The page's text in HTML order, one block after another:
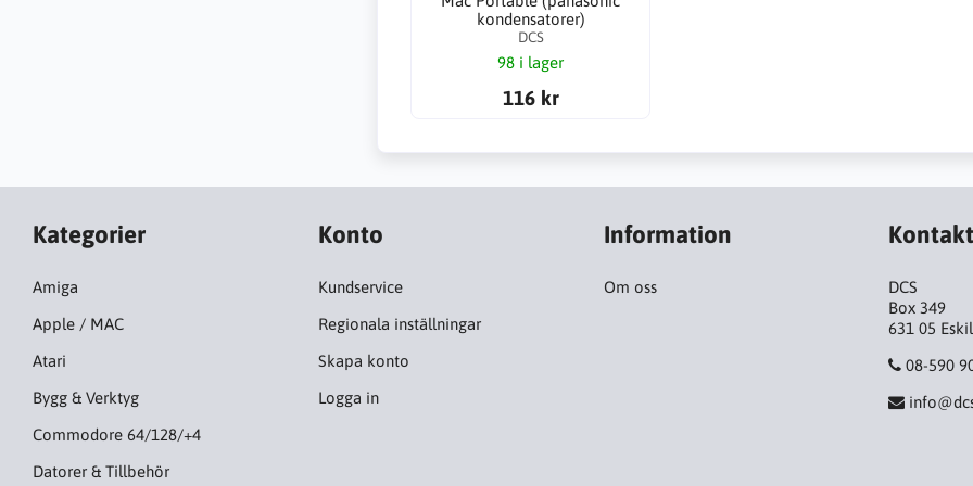
kondensatorer)
DCS
98 i lager
116 kr
Kategorier
Amiga
Apple / MAC
Atari
Bygg & Verktyg
Commodore 64/128/+4
Datorer & Tillbehör
Konto
Kundservice
Regionala inställningar
Skapa konto
Logga in
Information
Om oss
Kontakt
DCS
Box 349
631 05
08-590